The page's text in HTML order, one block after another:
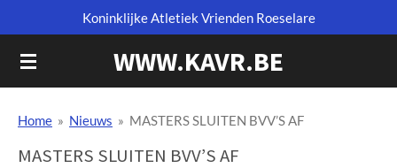
direct
naar
WWW.KAVR.BE
Koninklijke Atletiek Vrienden Roeselare
Home » Nieuws » MASTERS SLUITEN BVV’S AF
MASTERS SLUITEN BVV’S AF